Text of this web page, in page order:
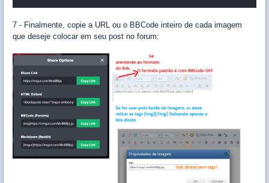
7 - Finalmente, copie a URL ou o BBCode inteiro de cada imagem
que deseje colocar em seu post no forum: